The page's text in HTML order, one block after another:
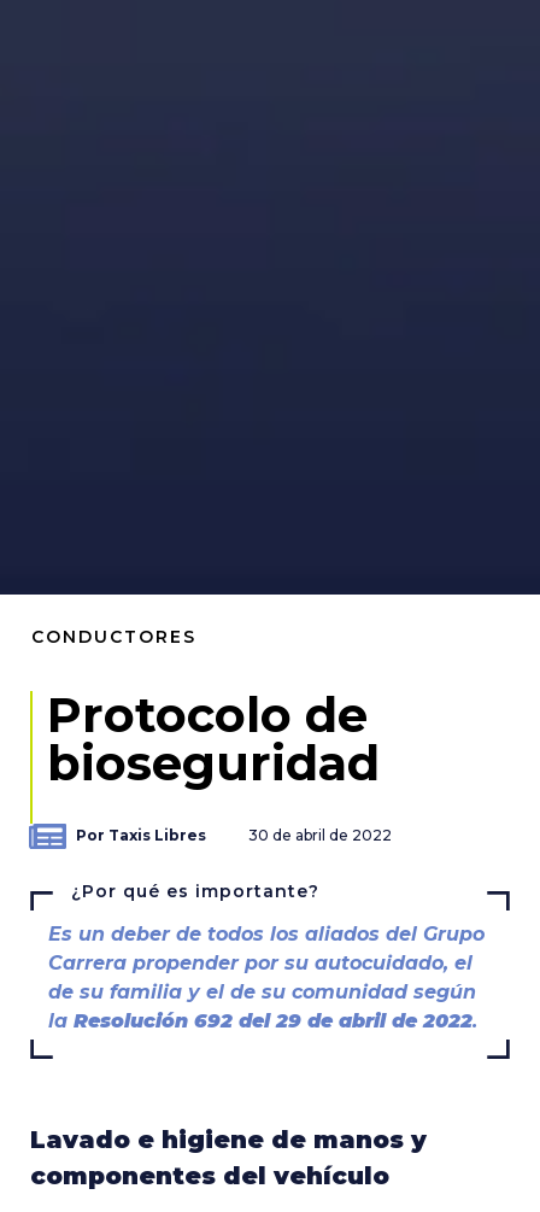
CONDUCTORES
Protocolo de
bioseguridad
Por Taxis Libres 30 de abril de 2022
¿Por qué es importante?
Es un deber de todos los aliados del Grupo
Carrera propender por su autocuidado, el
de su familia y el de su comunidad según
la Resolución 692 del 29 de abril de 2022.
Lavado e higiene de manos y
componentes del vehículo